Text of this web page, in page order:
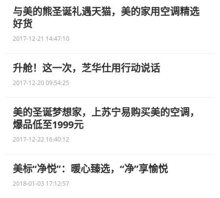
与美的熊圣诞礼遇天猫，美的家用空调精选
好货
2017-12-21 14:47:10
升舱！这一次，芝华仕用行动说话
2017-12-20 09:54:25
美的圣诞梦想家，上苏宁易购买美的空调，
爆品低至1999元
2017-12-22 16:40:12
美标“净悦”：暖心臻选，“净”享愉悦
2018-01-03 17:12:57